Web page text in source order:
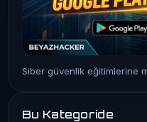
Siber güvenlik eğitimlerine
Bu Kategoride